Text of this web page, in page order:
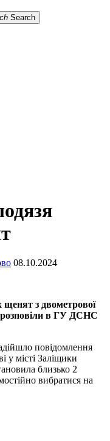
Search
08.10.2024
щенят з двометрової
розповіли в ГУ ДСНС
повідомлення
у місті Заліщики
близько 2
вибратися на